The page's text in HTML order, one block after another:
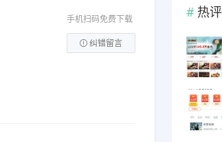
手机扫码免费下载
纠错留言
热